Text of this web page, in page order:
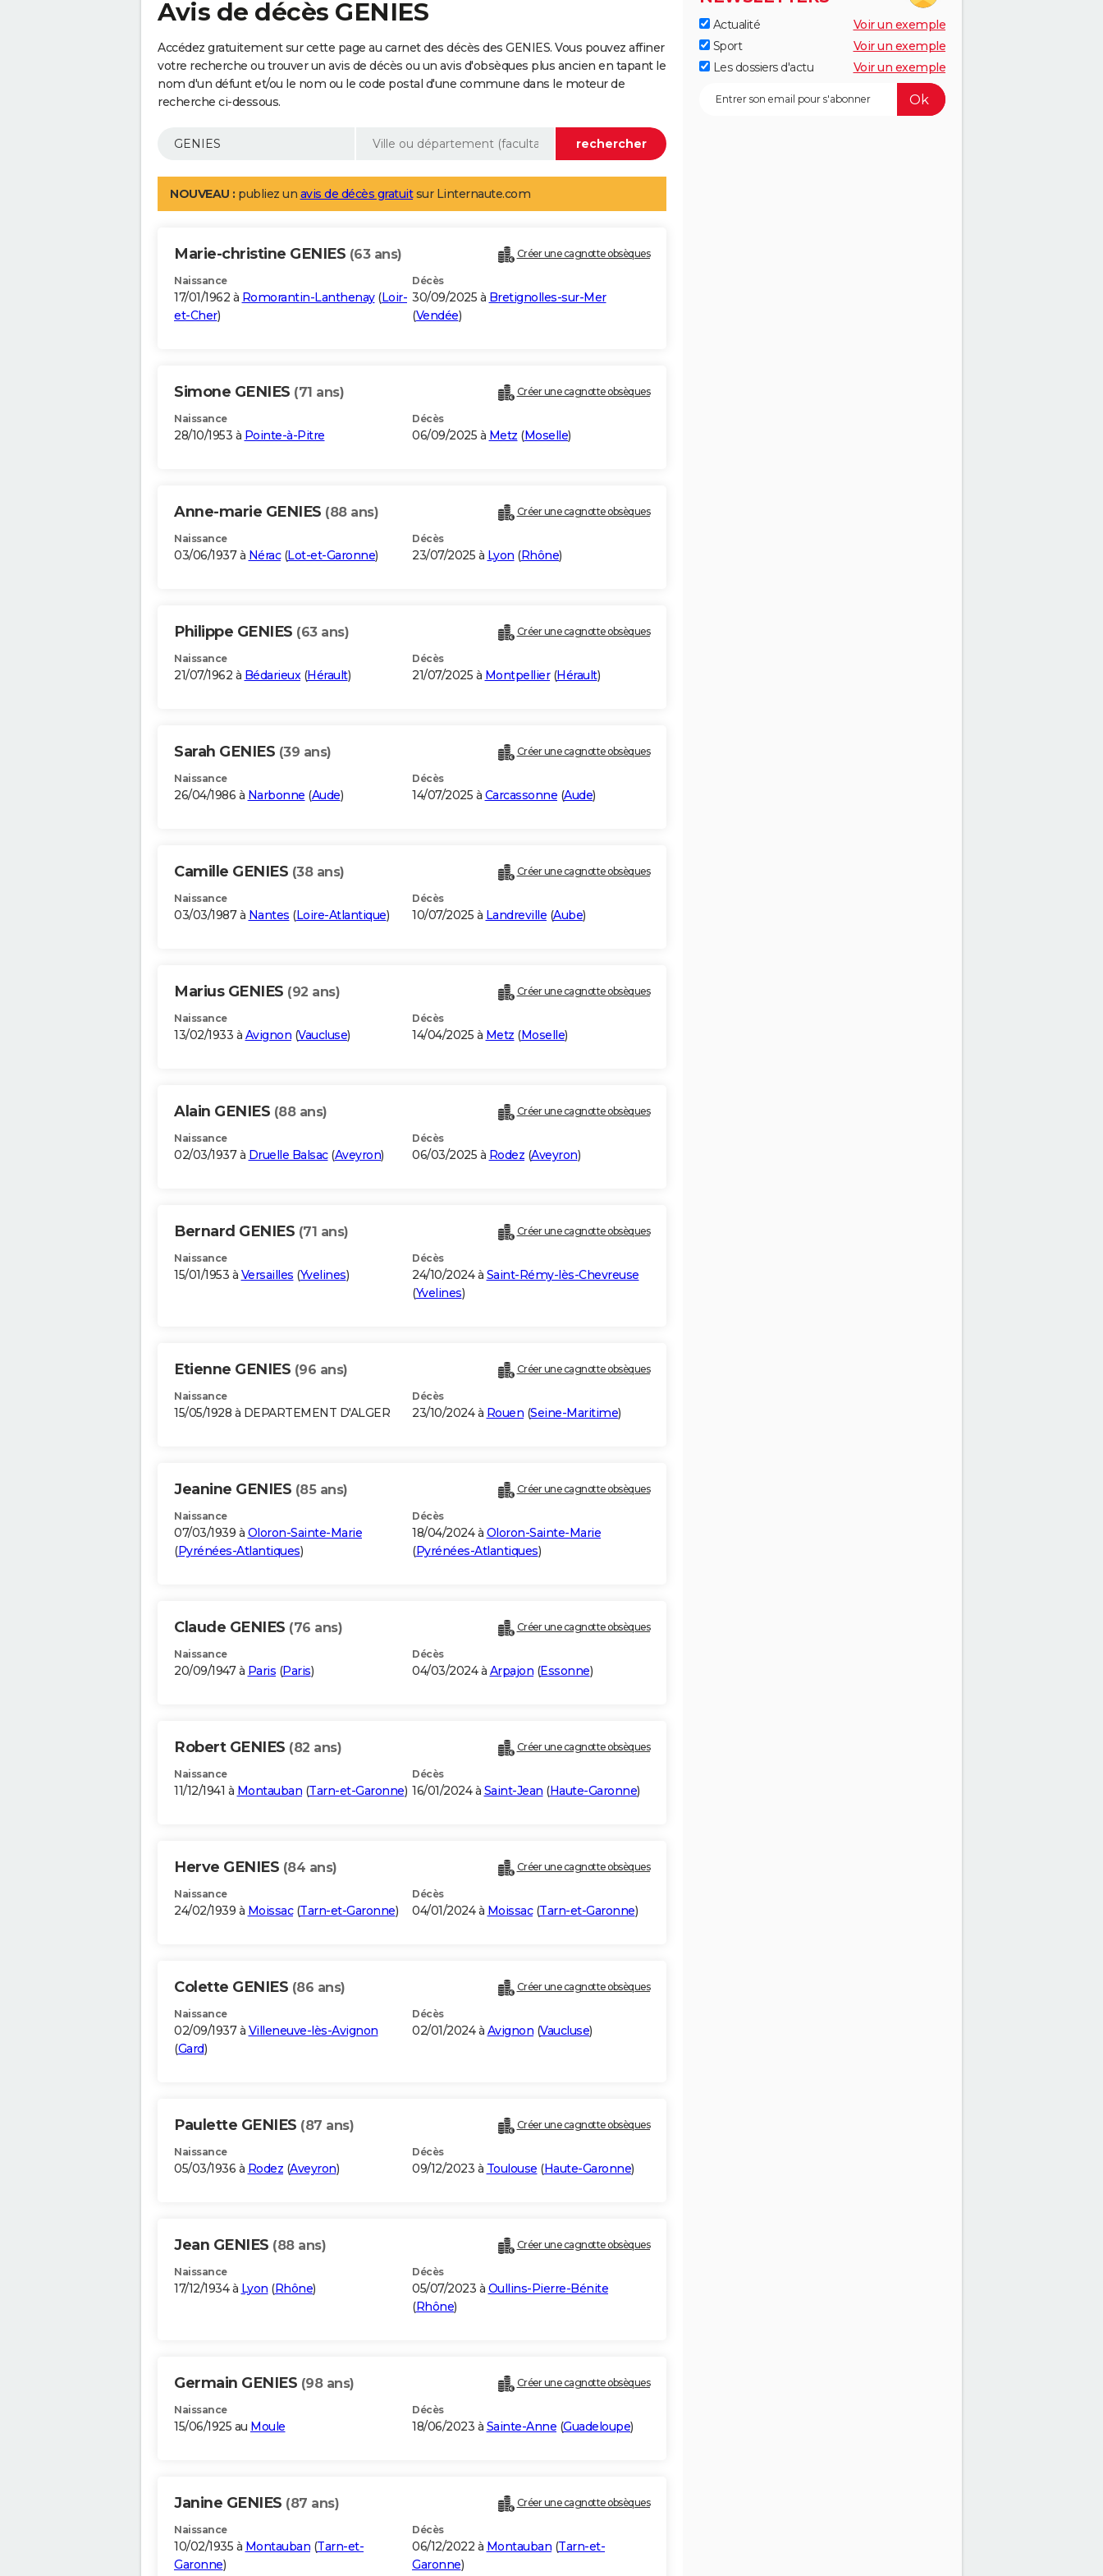
Avis de décès GENIES
Accédez gratuitement sur cette page au carnet des décès des GENIES. Vous pouvez affiner
votre recherche ou trouver un avis de décès ou un avis d'obsèques plus ancien en tapant le
nom d'un défunt et/ou le nom ou le code postal d'une commune dans le moteur de
recherche ci-dessous.
NOUVEAU : publiez un avis de décès gratuitsur Linternaute.com
Marie-christine GENIES (63 ans) Créer une cagnotte obsèques
Naissance
17/01/1962 à Romorantin-Lanthenay(Loir-
et-Cher)
Décès
30/09/2025 à Bretignolles-sur-Mer
(Vendée)
Simone GENIES (71 ans) Créer une cagnotte obsèques
Naissance
28/10/1953 à Pointe-à-Pitre
Décès
06/09/2025 à Metz (Moselle)
Anne-marie GENIES (88 ans) Créer une cagnotte obsèques
Naissance
03/06/1937 à Nérac(Lot-et-Garonne)
Décès
23/07/2025 à Lyon (Rhône)
Philippe GENIES (63 ans) Créer une cagnotte obsèques
Naissance
21/07/1962 à Bédarieux(Hérault)
Décès
21/07/2025 à Montpellier(Hérault)
Sarah GENIES (39 ans) Créer une cagnotte obsèques
Naissance
26/04/1986 à Narbonne (Aude)
Décès
14/07/2025 à Carcassonne (Aude)
Camille GENIES (38 ans) Créer une cagnotte obsèques
Naissance
03/03/1987 à Nantes (Loire-Atlantique)
Décès
10/07/2025 à Landreville (Aube)
Marius GENIES (92 ans) Créer une cagnotte obsèques
Naissance
13/02/1933 à Avignon (Vaucluse)
Décès
14/04/2025 à Metz (Moselle)
Alain GENIES (88 ans) Créer une cagnotte obsèques
Naissance
02/03/1937 à Druelle Balsac(Aveyron)
Décès
06/03/2025 à Rodez (Aveyron)
Bernard GENIES (71 ans) Créer une cagnotte obsèques
Naissance
15/01/1953 à Versailles (Yvelines)
Décès
24/10/2024 à Saint-Rémy-lès-Chevreuse
(Yvelines)
Etienne GENIES (96 ans) Créer une cagnotte obsèques
Naissance
15/05/1928 à DEPARTEMENT D'ALGER
Décès
23/10/2024 à Rouen (Seine-Maritime)
Jeanine GENIES (85 ans) Créer une cagnotte obsèques
Naissance
07/03/1939 à Oloron-Sainte-Marie
(Pyrénées-Atlantiques)
Décès
18/04/2024 à Oloron-Sainte-Marie
(Pyrénées-Atlantiques)
Claude GENIES (76 ans) Créer une cagnotte obsèques
Naissance
20/09/1947 à Paris (Paris)
Décès
04/03/2024 à Arpajon (Essonne)
Robert GENIES (82 ans) Créer une cagnotte obsèques
Naissance
11/12/1941 à Montauban (Tarn-et-Garonne)
Décès
16/01/2024 à Saint-Jean (Haute-Garonne)
Herve GENIES (84 ans) Créer une cagnotte obsèques
Naissance
24/02/1939 à Moissac(Tarn-et-Garonne)
Décès
04/01/2024 à Moissac(Tarn-et-Garonne)
Colette GENIES (86 ans) Créer une cagnotte obsèques
Naissance
02/09/1937 à Villeneuve-lès-Avignon
(Gard)
Décès
02/01/2024 à Avignon (Vaucluse)
Paulette GENIES (87 ans) Créer une cagnotte obsèques
Naissance
05/03/1936 à Rodez (Aveyron)
Décès
09/12/2023 à Toulouse (Haute-Garonne)
Jean GENIES (88 ans) Créer une cagnotte obsèques
Naissance
17/12/1934 à Lyon (Rhône)
Décès
05/07/2023 à Oullins-Pierre-Bénite
(Rhône)
Germain GENIES (98 ans) Créer une cagnotte obsèques
Naissance
15/06/1925 au Moule
Décès
18/06/2023 à Sainte-Anne (Guadeloupe)
Janine GENIES (87 ans) Créer une cagnotte obsèques
Naissance
10/02/1935 à Montauban (Tarn-et-
Garonne)
Décès
06/12/2022 à Montauban (Tarn-et-
Garonne)
Actualité
Voir un exemple
Sport
Voir un exemple
Les dossiers d'actu
Voir un exemple